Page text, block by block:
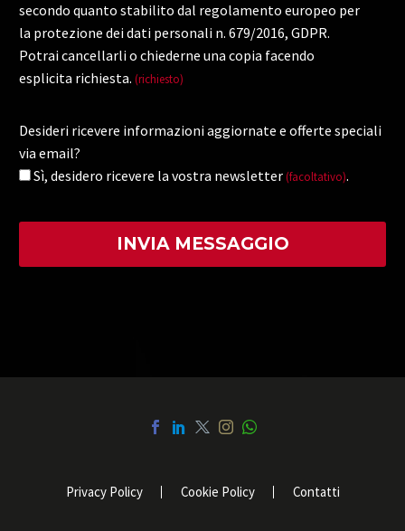
secondo quanto stabilito dal regolamento europeo per
la protezione dei dati personali n. 679/2016, GDPR.
Potrai cancellarli o chiederne una copia facendo
esplicita richiesta. (richiesto)
Desideri ricevere informazioni aggiornate e offerte speciali
via email?
Sì, desidero ricevere la vostra newsletter (facoltativo).
Privacy Policy Cookie Policy Contatti